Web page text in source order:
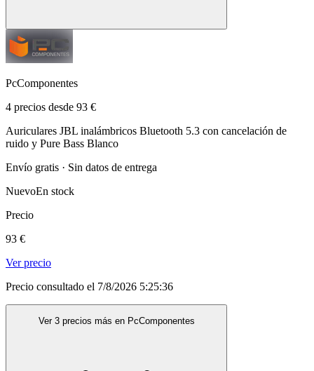
PcComponentes
4 precios desde 93 €
Auriculares JBL inalámbricos Bluetooth 5.3 con cancelación de
ruido y Pure Bass Blanco
Envío gratis · Sin datos de entrega
NuevoEn stock
Precio
93 €
Ver precio
Precio consultado el 7/8/2026 5:25:36
Ver 3 precios más en PcComponentes